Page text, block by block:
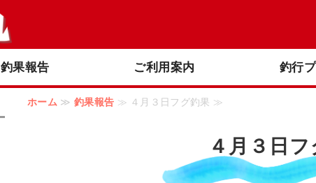
釣り船 阪本丸｜明石海峡大橋周辺のオフショアフィッ
釣果報告 ご利用案内 釣行
ホーム≫ 釣果報告 ≫ ４月３日フグ釣果 ≫
４月３日